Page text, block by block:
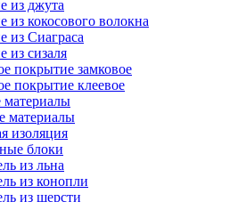
из джута
из кокосового волокна
из Сиаграса
из сизаля
покрытие замковое
покрытие клеевое
материалы
изоляция
блоки
из льна
из конопли
из шерсти